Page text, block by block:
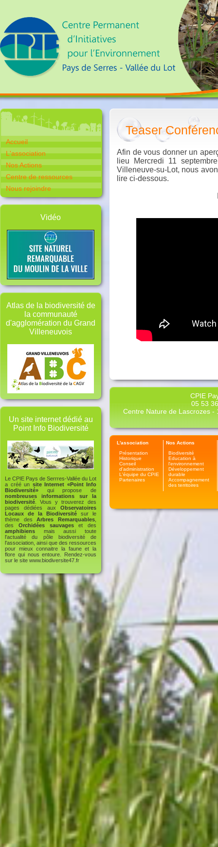
Accueil
L'association
Nos Actions
Centre de ressources
Nous rejoindre
Vidéo
Atlas de la biodiversité de
la communauté
d'agglomération du Grand
Villeneuvois
Un site internet dédié au
Point Info Biodiversité
Le CPIE Pays de Serrres-Vallée du Lot
a créé un site Internet «Point Info
Biodiversité» qui propose de
nombreuses informations sur la
biodiversité . Vous y trouverez des
pages dédiées aux Observatoires
Locaux de la Biodiversité sur le
thème desArbres Remarquables
des Orchidées sauvageset des
amphibiens mais aussi toute
l'actualité du pôle biodiversité de
l'association, ainsi que des ressources
pour mieux connaitre la faune et la
flore qui nous entoure. Rendez-vous
sur le site www.biodiversite47.fr
Teaser
Afin de vous donner un
lieu Mercredi 11
Villeneuve-su-Lot, nous
lire ci-dessous.
CPIE
05 53
Centre Nature de Lascrozes -
L'association
Présentation
Historique
Conseil
d'administration
L'équipe du CPIE
Partenaires
Nos Actions
Biodiversité
Education à
l'environnement
Développement
durable
Accompagnement
des territoires